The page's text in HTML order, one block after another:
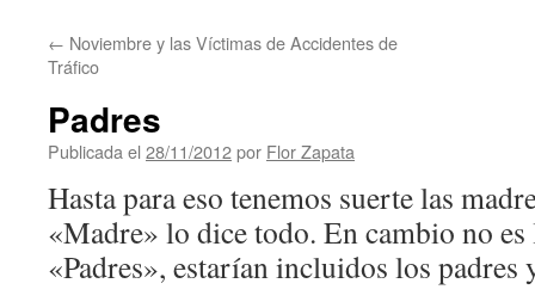
← Noviembre y las Víctimas de Accidentes de
Tráfico
Padres
Publicada el 28/11/2012por Flor Zapata
Hasta para eso tenemos suerte las
«Madre» lo dice todo. En cambio no
«Padres», estarían incluidos los padres